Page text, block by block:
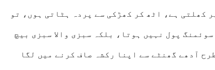
کھلتی ہے، اٹھ کر کھڑکی سے پردہ ہٹاتی ہوں، تو
پول نہیں ہوتا، بلکہ سبزی والا سبزی بیچ
آدھے گھنٹے سے اپنا رکشہ صاف کرنے میں لگا